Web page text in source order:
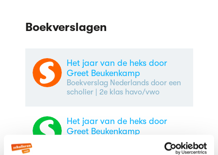
Boekverslagen
Het jaar van de heks door
Greet Beukenkamp
Boekverslag Nederlands door een
scholier| 2e klas havo/vwo
Het jaar van de heks door
Greet Beukenkamp
Boekverslag Nederlands door een